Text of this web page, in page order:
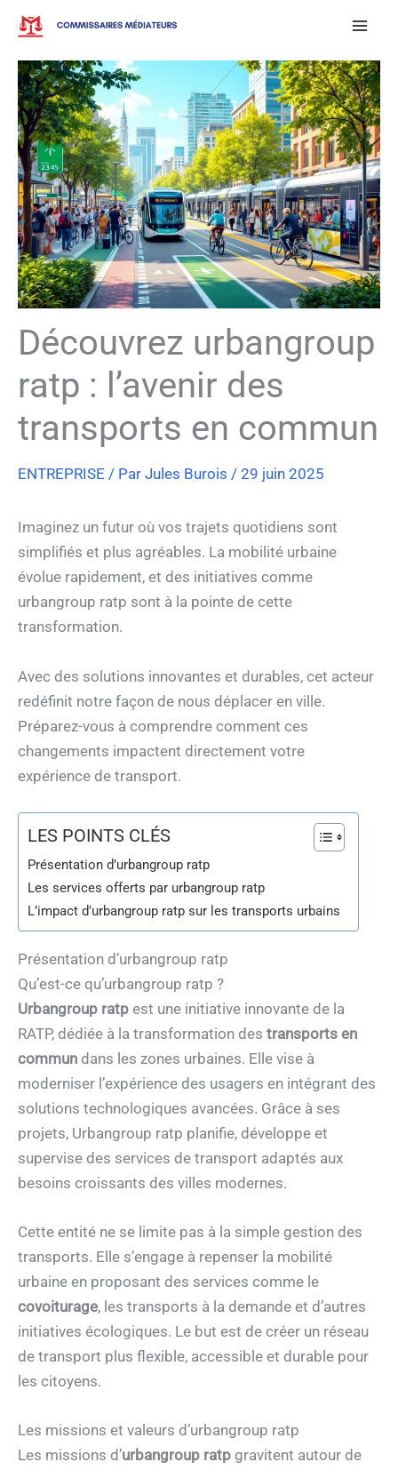
Aller
contenu
Découvrez urbangroup
ratp : l’avenir des
transports en commun
ENTREPRISE / Par Jules Burois / 29 juin 2025
Imaginez un futur où vos trajets quotidiens sont
simplifiés et plus agréables. La mobilité urbaine
évolue rapidement, et des initiatives comme
urbangroup ratp sont à la pointe de cette
transformation.
Avec des solutions innovantes et durables, cet acteur
redéfinit notre façon de nous déplacer en ville.
Préparez-vous à comprendre comment ces
changements impactent directement votre
expérience de transport.
LES POINTS CLÉS
Présentation d’urbangroup ratp
Les services offerts par urbangroup ratp
L’impact d’urbangroup ratp sur les transports urbains
Présentation d’urbangroup ratp
Qu’est-ce qu’urbangroup ratp ?
Urbangroup ratp est une initiative innovante de la
RATP, dédiée à la transformation des transports en
commun dans les zones urbaines. Elle vise à
moderniser l’expérience des usagers en intégrant des
solutions technologiques avancées. Grâce à ses
projets, Urbangroup ratp planifie, développe et
supervise des services de transport adaptés aux
besoins croissants des villes modernes.
Cette entité ne se limite pas à la simple gestion des
transports. Elle s’engage à repenser la mobilité
urbaine en proposant des services comme le
covoiturage, les transports à la demande et d’autres
initiatives écologiques. Le but est de créer un réseau
de transport plus flexible, accessible et durable pour
les citoyens.
Les missions et valeurs d’urbangroup ratp
Les missions d’urbangroup ratp gravitent autour de